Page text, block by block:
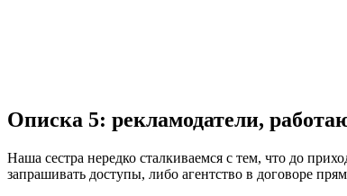
Описка 5: рекламодатели,
Наша сестра нередко сталкиваемся с тем, что до
запрашивать доступы, либо агентство в договоре